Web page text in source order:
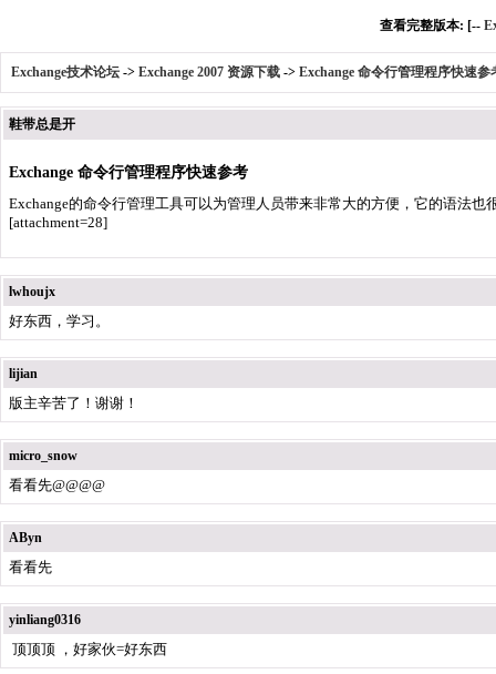
查看完整版本: [--
Exchange技术论坛 -> Exchange 2007 资源下载 -> Exchange 命令行管理程序快速参
鞋带总是开
Exchange 命令行管理程序快速参考
Exchange的命令行管理工具可以为管理人员带来非常大的方便，它的语法
[attachment=28]
lwhoujx
好东西，学习。
lijian
版主辛苦了！谢谢！
micro_snow
看看先@@@@
AByn
看看先
yinliang0316
顶顶顶 ，好家伙=好东西